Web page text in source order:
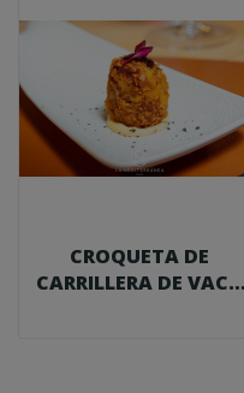
CROQUETA DE
CARRILLERA DE VACA